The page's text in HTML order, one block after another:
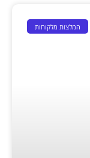
המלצות מלקוחות